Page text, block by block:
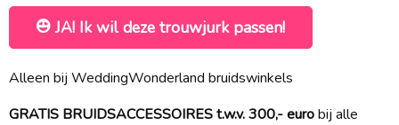
JA! Ik wil deze trouwjurk passen!
Alleen bij WeddingWonderland bruidswinkels
GRATIS BRUIDSACCESSOIRES t.w.v. 300,- eurobij alle